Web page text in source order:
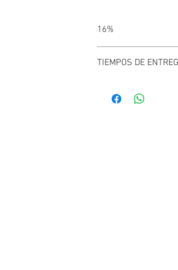
16%
TIEMPOS DE
pueden variar.